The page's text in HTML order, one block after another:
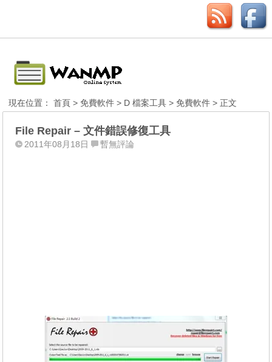
現在位置：首頁 >免費軟件 > D 檔案工具 >免費軟件 > 正文
File Repair – 文件錯誤修復工具
2011年08月18日 暫無評論